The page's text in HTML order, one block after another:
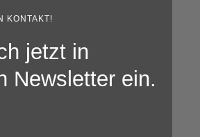
KONTAKT!
jetzt in
Newsletter ein.